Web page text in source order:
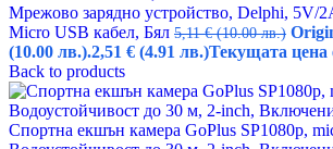
Мрежово зарядно устройство, Delphi, 5V/
Micro USB кабел, Бял 5,11€ (10.00 лв.)
(10.00 лв.).2,51 € (4.91 лв.)Текущата цена
Back to products
Спортна екшън камера GoPlus SP1080p,